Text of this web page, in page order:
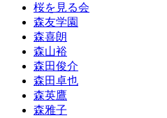
桜を見る会
森友学園
森喜朗
森山裕
森田俊介
森田卓也
森英鷹
森雅子